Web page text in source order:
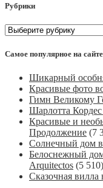
Рубрики
Рубрики
Самое популярное на сайте
Шикарный
Красивые фото
Гимн Великому
Шарлотта
Красивые и
Продолжение (7
Солнечный дом в
Белоснежный
Arquitectos (5 510)
Сказочная вилла